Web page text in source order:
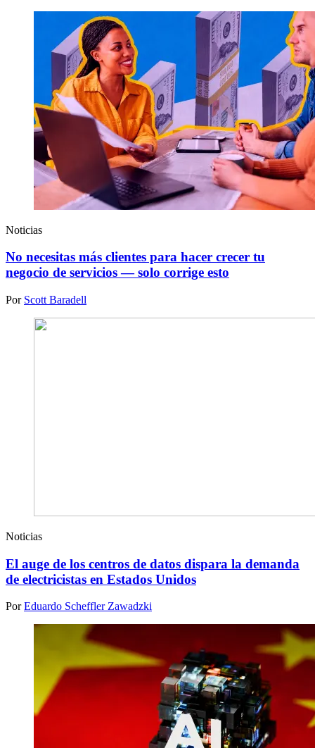
Noticias
No necesitas más clientes para hacer crecer tu
negocio de servicios — solo corrige esto
Por Scott Baradell
Noticias
El auge de los centros de datos dispara la demanda
de electricistas en Estados Unidos
PorEduardo Scheffler Zawadzki